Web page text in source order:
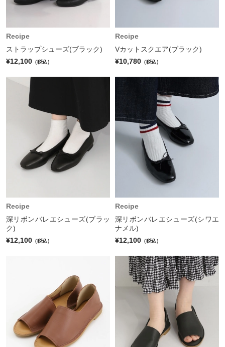
Recipe
ストラップシューズ(ブラック)
¥12,100 （税込）
Recipe
Vカットスクエア(ブラック)
¥10,780 （税込）
Recipe
深リボンバレエシューズ(ブラッ
ク)
¥12,100 （税込）
Recipe
深リボンバレエシューズ(シワエ
ナメル)
¥12,100 （税込）